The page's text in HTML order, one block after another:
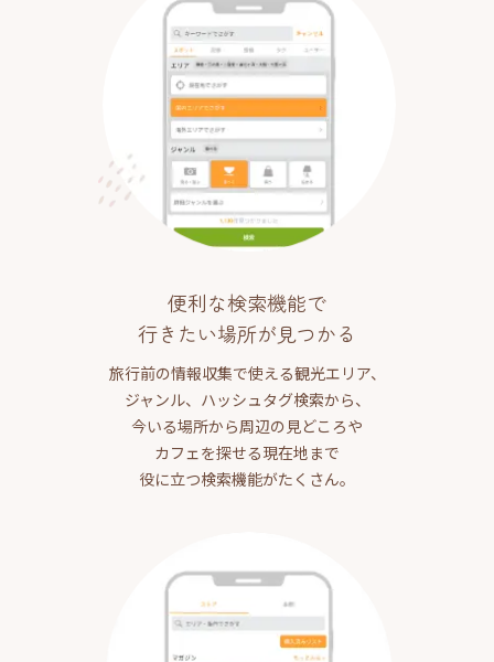
便利な検索機能で
行きたい場所が見つかる
旅行前の情報収集で使える観光エリア、
ジャンル、ハッシュタグ検索から、
今いる場所から周辺の見どころや
カフェを探せる現在地まで
役に立つ検索機能がたくさん。